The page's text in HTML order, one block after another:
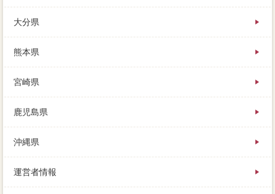
大分県
熊本県
宮崎県
鹿児島県
沖縄県
運営者情報